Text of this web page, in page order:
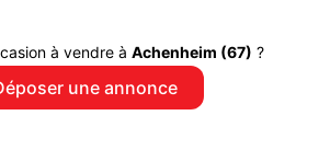
à vendre à Achenheim (67) ?
une annonce